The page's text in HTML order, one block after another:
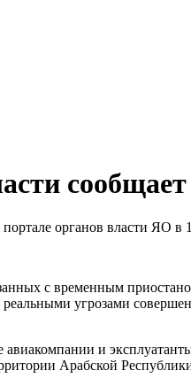
сообщает
органов власти ЯО в
с временным
угрозами
и
Арабской